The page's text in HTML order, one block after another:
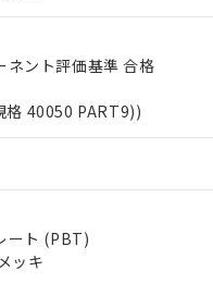
ネント評価基準 合格
格 40050 PART9))
ート (PBT)
ッキ